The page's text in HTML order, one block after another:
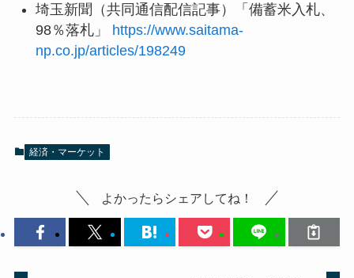
埼玉新聞（共同通信配信記事）「備蓄米入札、
98％落札」 https://www.saitama-
np.co.jp/articles/198249
経済・マーケット
よかったらシェアしてね！